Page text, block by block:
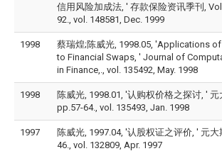
信用风险加成法, ' 存款保险资讯季刊,
92., vol. 148581, Dec. 1999
1998
蔡瑞煌;陈威光, 1998.05, 'Applications
to Financial Swaps, ' Journal of
in Finance,., vol. 135492, May. 1998
1998
陈威光, 1998.01, '认购权价格之探讨, ' 元
pp.57-64., vol. 135493, Jan. 1998
1997
陈威光, 1997.04, '认股权证之评价, ' 元
46., vol. 132809, Apr. 1997